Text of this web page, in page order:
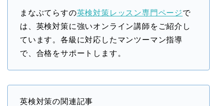
まなぶてらすの英検対策レッスン専門ページで
は、英検対策に強いオンライン講師をご紹介し
ています。各級に対応したマンツーマン指導
で、合格をサポートします。
英検対策の関連記事